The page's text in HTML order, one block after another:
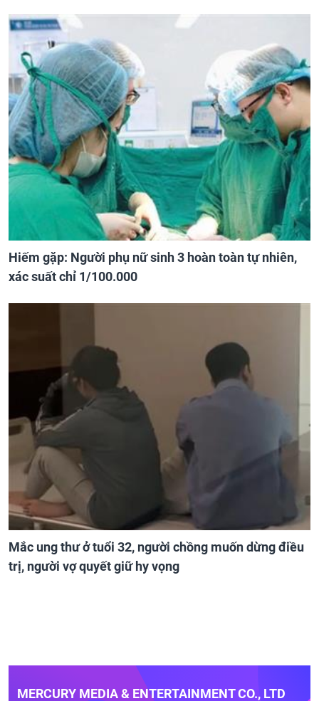
Hiếm gặp: Người phụ nữ sinh 3 hoàn toàn tự nhiên,
xác suất chỉ 1/100.000
Mắc ung thư ở tuổi 32, người chồng muốn dừng điều
trị, người vợ quyết giữ hy vọng
MERCURY MEDIA & ENTERTAINMENT CO., LTD